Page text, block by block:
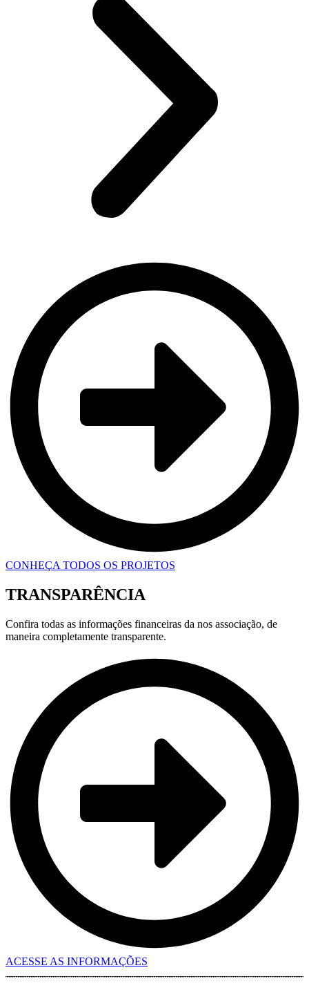
CONHEÇA TODOS OS PROJETOS
TRANSPARÊNCIA
Confira todas as informações financeiras da nos associação, de
maneira completamente transparente.
ACESSE AS INFORMAÇÕES